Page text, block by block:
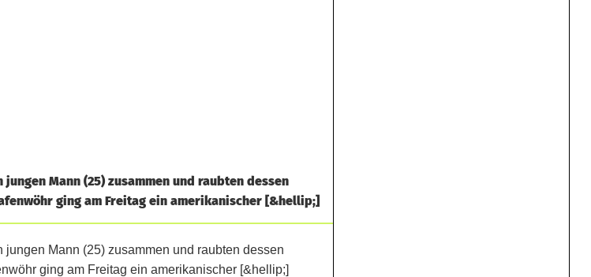
Mann (25) zusammen und raubten dessen
ging am Freitag ein amerikanischer [&hellip;]